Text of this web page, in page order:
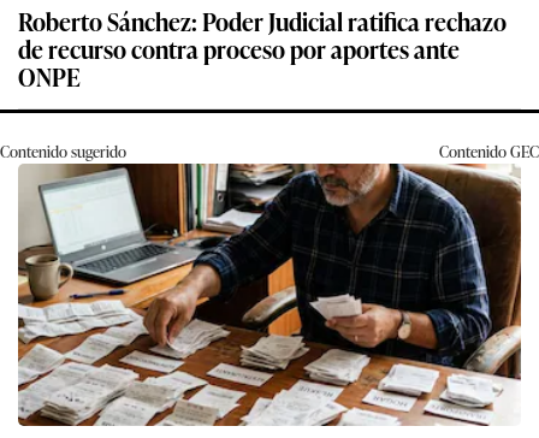
Roberto Sánchez: Poder Judicial ratifica rechazo
de recurso contra proceso por aportes ante
ONPE
Contenido sugerido ContenidoGEC